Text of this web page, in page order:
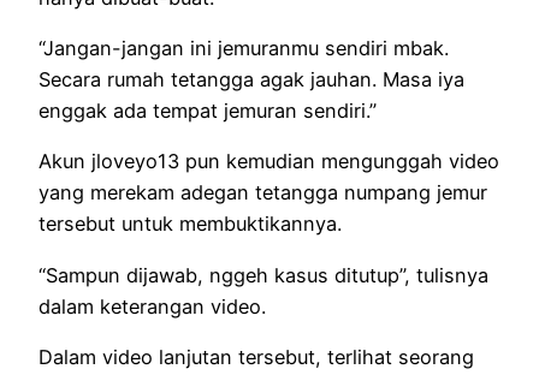
“Jangan-jangan ini jemuranmu sendiri mbak.
Secara rumah tetangga agak jauhan. Masa iya
enggak ada tempat jemuran sendiri.”
Akun jloveyo13 pun kemudian mengunggah video
yang merekam adegan tetangga numpang jemur
tersebut untuk membuktikannya.
“Sampun dijawab, nggeh kasus ditutup”, tulisnya
dalam keterangan video.
Dalam video lanjutan tersebut, terlihat seorang